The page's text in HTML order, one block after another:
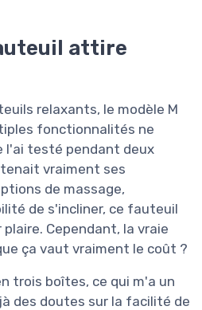
attire
relaxants, le modèle M
fonctionnalités ne
l'ai testé pendant deux
vraiment ses
de massage,
de s'incliner, ce fauteuil
Cependant, la vraie
ça vaut vraiment le coût ?
trois boîtes, ce qui m'a un
des doutes sur la facilité de